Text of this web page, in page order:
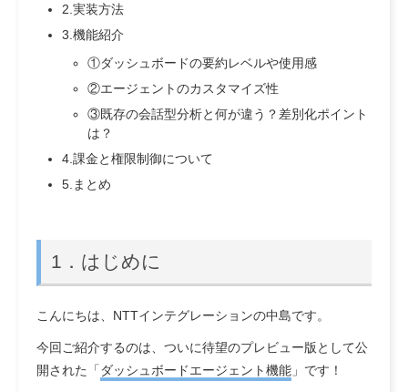
2.実装方法
3.機能紹介
①ダッシュボードの要約レベルや使用感
②エージェントのカスタマイズ性
③既存の会話型分析と何が違う？差別化ポイント
は？
4.課金と権限制御について
5.まとめ
1．はじめに
こんにちは、NTTインテグレーションの中島です。
今回ご紹介するのは、ついに待望のプレビュー版として公
開された「ダッシュボードエージェント機能 」です！